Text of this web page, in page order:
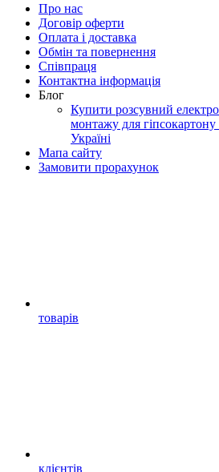
Про нас
Договір оферти
Оплата і доставка
Обмін та повернення
Співпраця
Контактна інформація
Блог
Купити розсувний
монтажу для
Україні
Мапа сайту
Замовити прорахунок
товарів
клієнтів